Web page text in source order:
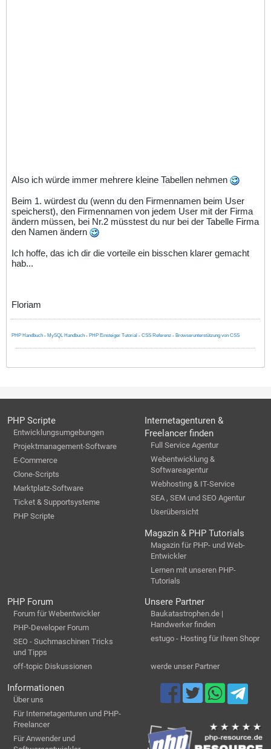
Also ich würde immer mehrere kleine Tabellen nehmen
Beim 1. würdest du (wenn du den Firmennamen beim User
speicherst), den Firmennamen von jedem User mit der Firma
ändern müssen, bei Nr.2 müsstest du nur bei der Tabelle Firma
den Namen ändern
Ich hoffe, das ich dir die vorteile ein bisschen klarer gemacht
hab...
Floriam
PHP Handbuch - MySQL Handbuch - PHP Einsteiger Tutorial - CSS Referenz - Browserunterstützung von CSS
PHP Scripte
Entwicklungsumgebungen
Projektmanagement-Software
E-Commerce
Clone-Scripts
Marktplatz-Software
Ticket & Supportsysteme
PHP Scripte
Internetagenturen &
Freelancer finden
Full Service Agentur
Webentwicklung &
Softwareagentur
Webhosting & IT-Service
SEA , SEM und SEO Agentur
Userübersicht
Magazin & PHP Tutorials
Magazin für PHP- und Web-
Entwickler
Lernen mit unseren PHP-
Tutorials
PHP Forum
Forum für Webentwickler
PHP-Developer Forum
SEO - Suchmaschinen Tricks
und Tipps
off-topic Diskussionen
Unsere Partner
Baukatastrophen.de |
Handwerker finden
estugo - Hosting für Ihren Shopr
werde unser Partner
Informationen
Über uns
Für Internetagenturen und PHP-
Freelancer
Für Anwender und